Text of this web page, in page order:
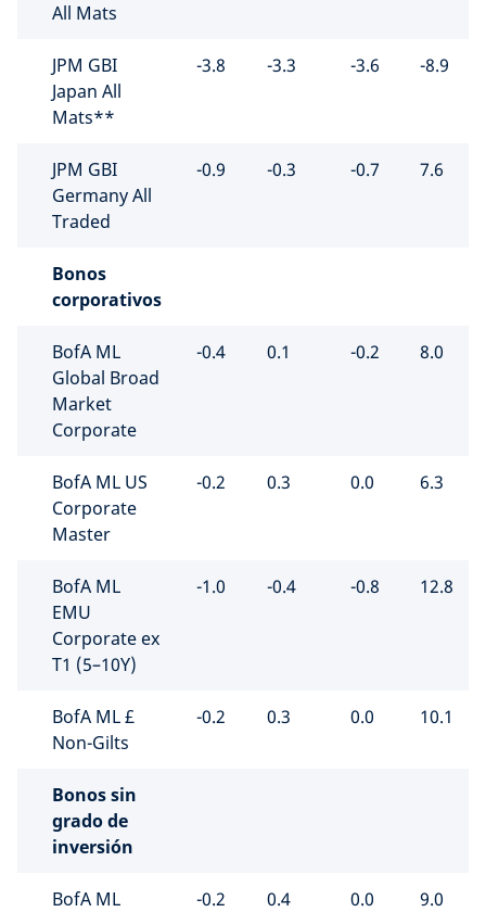
All Mats
JPM GBI
Japan All
Mats**
-3.8 -3.3 -3.6 -8.9
JPM GBI
Germany All
Traded
-0.9 -0.3 -0.7 7.6
Bonos
corporativos
BofA ML
Global Broad
Market
Corporate
-0.4 0.1 -0.2 8.0
BofA ML US
Corporate
Master
-0.2 0.3 0.0 6.3
BofA ML
EMU
Corporate ex
T1 (5–10Y)
-1.0 -0.4 -0.8 12.8
BofA ML £
Non-Gilts
-0.2 0.3 0.0 10.1
Bonos sin
grado de
inversión
BofA ML
-0.2 0.4 0.0 9.0